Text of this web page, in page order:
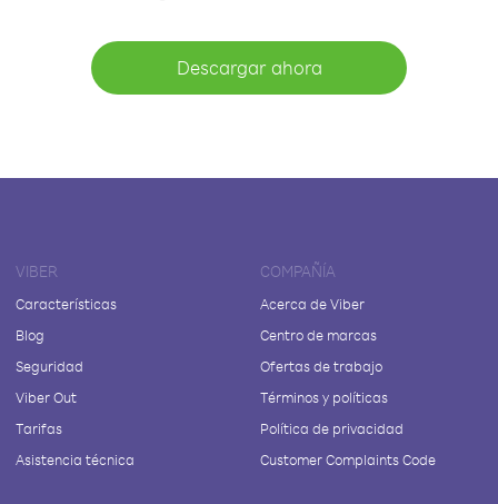
Descargar ahora
VIBER
Características
Blog
Seguridad
Viber Out
Tarifas
Asistencia técnica
COMPAÑÍA
Acerca de Viber
Centro de marcas
Ofertas de trabajo
Términos y políticas
Política de privacidad
Customer Complaints Code